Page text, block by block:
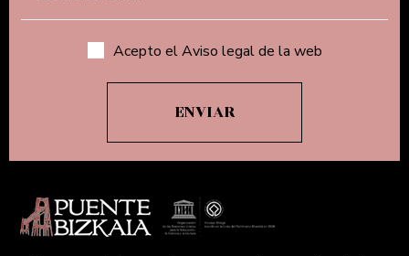
Acepto el Aviso legal de la web